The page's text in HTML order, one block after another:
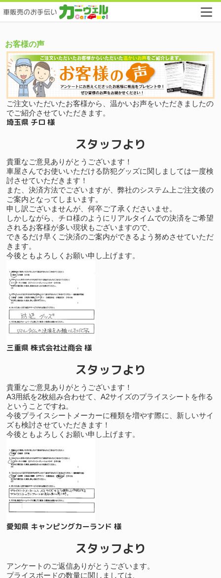
カ
ー
ー
用
品
「カ
ー
ウ
ェ
ル」
お客様の声
ご注文いただいたお客様から、温かいお声をいただきましたの
でご紹介させていただきます。
埼玉県 チロ 様
スタッフより
貴重なご意見ありがとうございます！
車屋さんでお使いいただける防犯グッズに関しましては一度検
討させていただきます！
また、決済方法でございますが、弊社のシステム上ご注文後の
ご案内となってしまいます。
申し訳ございませんが、何卒ご了承くださいませ。
しかしながら、チロ様のようにリアルタイムでの決済をご希望
されるお客様が多い現状もございますので、
できるだけ早くご決済のご案内ができるよう努めさせていただ
きます。
今後ともよろしくお願い申し上げます。
三重県 株式会社辻商会 様
スタッフより
貴重なご意見ありがとうございます！
A3用紙を2枚組み合わせて、A2サイズのプライスシートを作る
ということですね。
今後プライスシートメーカーに種類を増やす際に、新しいサイ
ズも検討させていただきます！
今後ともよろしくお願い申し上げます。
愛知県 キャンピングカーランド 様
スタッフより
アンケートのご返信ありがとうございます。
プライスボードの数量に関しましては、